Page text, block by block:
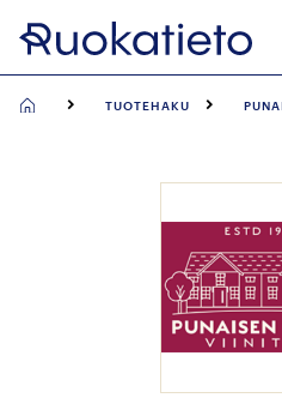
Siirry
suoraan
TUOTEHAKU